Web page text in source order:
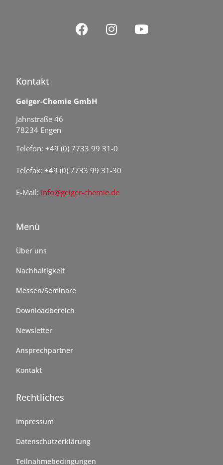
Kontakt
Geiger-Chemie GmbH
Jahnstraße 46
78234 Engen
Telefon: +49 (0) 7733 99 31-0
Telefax: +49 (0) 7733 99 31-30
E-Mail: info@geiger-chemie.de
Menü
Über uns
Nachhaltigkeit
Messen/Seminare
Downloadbereich
Newsletter
Ansprechpartner
Kontakt
Rechtliches
Impressum
Datenschutzerklärung
Teilnahmebedingungen